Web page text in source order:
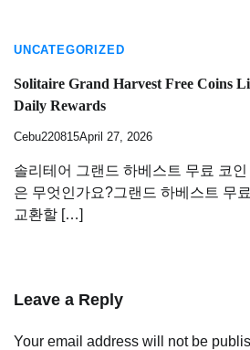
UNCATEGORIZED
Solitaire Grand Harvest Free Coins
Daily Rewards
Cebu220815April 27, 2026
솔리테어 그랜드 하베스트 무료 코
은 무엇인가요?그랜드 하베스트 무
교환할 […]
Leave a Reply
Your email address will not be